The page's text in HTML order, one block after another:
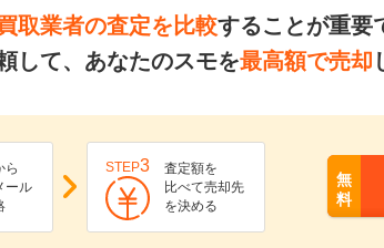
取業者の査定を比較することが重要
して、あなたのスモを最高額で売却
ら
ール
STEP3
査定額を
比べて売却先
を決める
無
料